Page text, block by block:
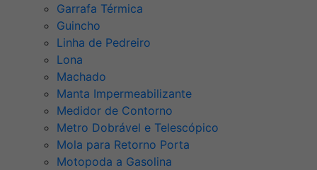
Garrafa Térmica
Guincho
Linha de Pedreiro
Lona
Machado
Manta Impermeabilizante
Medidor de Contorno
Metro Dobrável e Telescópico
Mola para Retorno Porta
Motopoda a Gasolina